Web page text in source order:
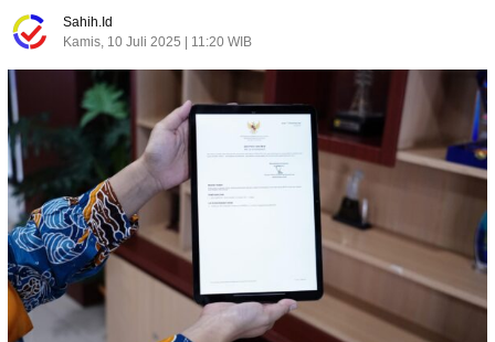
Sahih.id
Kamis, 10 Juli 2025 | 11:20 WIB